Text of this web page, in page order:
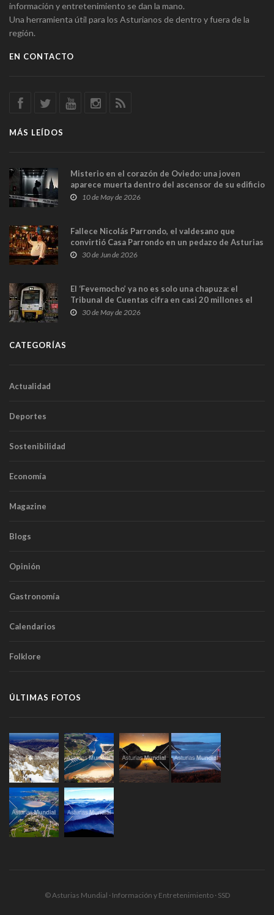
información y entretenimiento se dan la mano.
Una herramienta útil para los Asturianos de dentro y fuera de la
región.
EN CONTACTO
MÁS LEÍDOS
Misterio en el corazón de Oviedo: una joven
aparece muerta dentro del ascensor de su edificio
y las cámaras captan sus últimos minutos
10 de May de 2026
Fallece Nicolás Parrondo, el valdesano que
convirtió Casa Parrondo en un pedazo de Asturias
en Madrid
30 de Jun de 2026
El ‘Fevemocho’ ya no es solo una chapuza: el
Tribunal de Cuentas cifra en casi 20 millones el
sobrecoste de los trenes que no cabían por los
30 de May de 2026
CATEGORÍAS
Actualidad
Deportes
Sostenibilidad
Economía
Magazine
Blogs
Opinión
Gastronomía
Calendarios
Folklore
ÚLTIMAS FOTOS
© Asturias Mundial · Información y Entretenimiento · SSD